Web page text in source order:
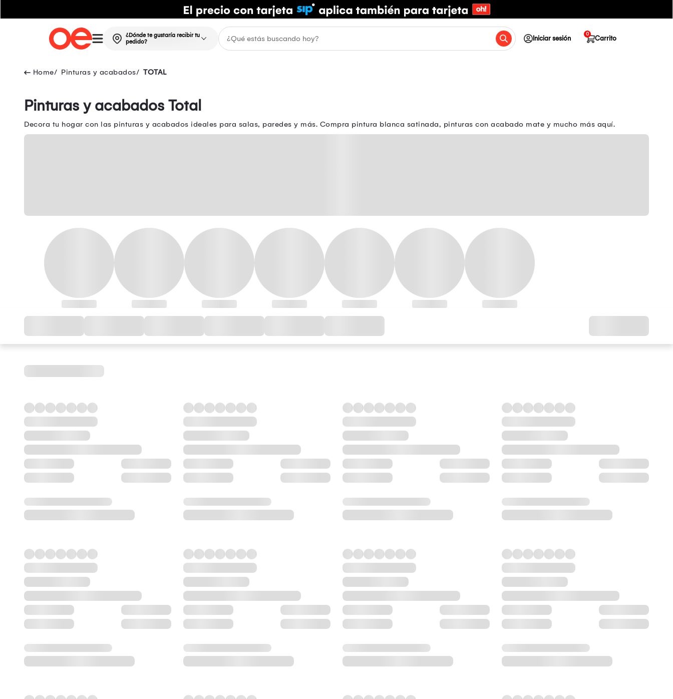
¿Dónde te gustaría recibir tu
pedido?
Iniciar sesión Carrito
0
Pinturas y acabados TOTAL
Pinturas y acabados Total
Decora tu hogar con las pinturas y acabados ideales para salas, paredes y más. Compra pintura blanca satinada, pinturas con acabado mate y mucho más aquí.